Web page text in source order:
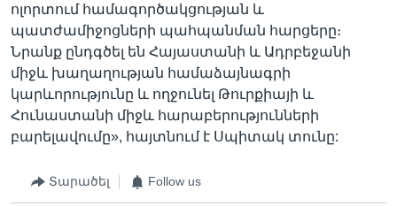
ոլորտում համագործակցության և
պատժամիջոցների պահպանման հարցերը։
Նրանք ընդգծել են Հայաստանի և Ադրբեջանի
միջև խաղաղության համաձայնագրի
կարևորությունը և ողջունել Թուրքիայի և
Հունաստանի միջև հարաբերությունների
բարելավումը», հայտնում է Սպիտակ տունը:
Տարածել Follow us